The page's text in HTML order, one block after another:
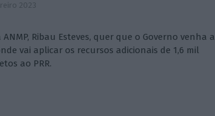
2023
Ribau Esteves, quer que o Governo venha a
vai aplicar os recursos adicionais de 1,6 mil
ao PRR.